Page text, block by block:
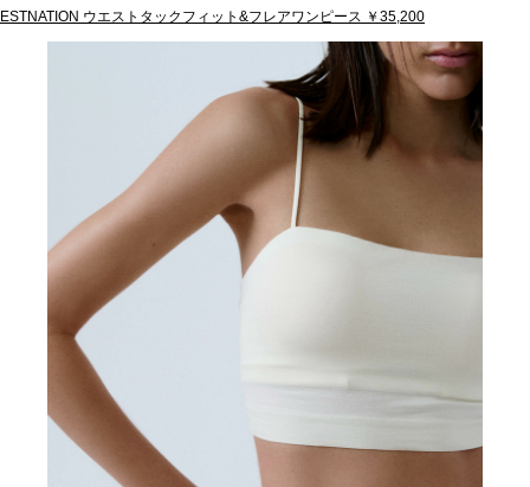
ESTNATION ウエストタックフィット&フレアワンピース ￥35,200